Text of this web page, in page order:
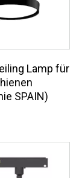
Lamp für
SPAIN)